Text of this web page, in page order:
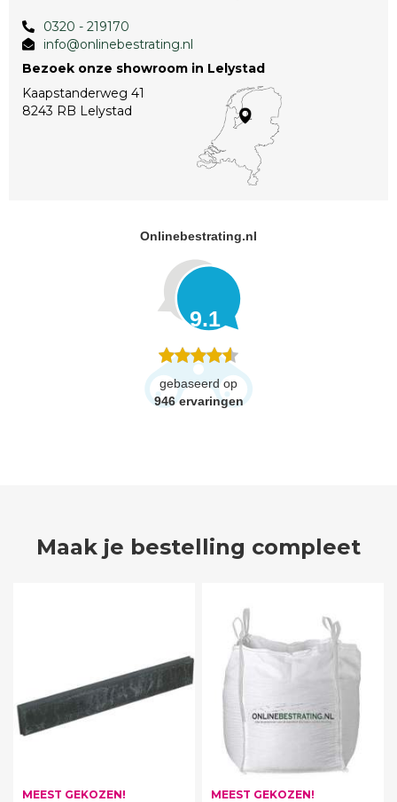
0320 - 219170
info@onlinebestrating.nl
Bezoek onze showroom in Lelystad
Kaapstanderweg 41
8243 RB Lelystad
Onlinebestrating.nl
9.1
gebaseerd op
946 ervaringen
Maak je bestelling compleet
MEEST GEKOZEN! MEEST GEKOZEN!